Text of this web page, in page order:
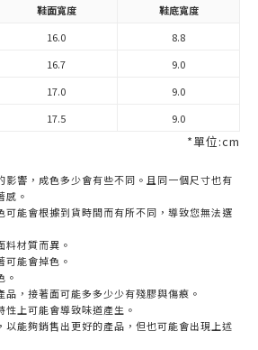
鞋面寬度
鞋底寬度
16.0
8.8
16.7
9.0
17.0
9.0
17.5 9.0
*單位:cm
影響，成色多少會有些不同。且同一個尺寸也有
感。
可能會根據到貨時間而有所不同，導致您無法選
料材質而異。
可能會掉色。
。
品，接著面可能多多少少有殘膠與傷痕。
性上可能會導致味道產生。
以能夠銷售出更好的產品，但也可能會出現上述